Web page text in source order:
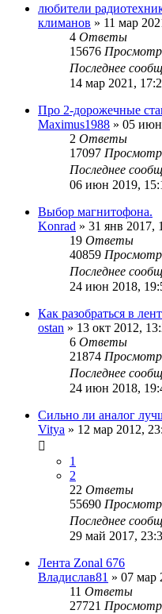
любители
климанов » 11 мар
4 Ответы
15676
Последнее
14 мар 2021,
Про 2-дорожечные
Maximus1988 » 05 июн
2 Ответы
17097
Последнее
06 июн 2019,
Выбор магнитофона.
Konrad » 31 янв 2017,
19 Ответы
40859
Последнее
24 июн 2018,
Как разобраться в
ostan » 13 окт 2012,
6 Ответы
21874
Последнее
24 июн 2018,
Сильно ли аналог
Vitya » 12 мар 2012,
1
2
22 Ответы
55690
Последнее
29 май 2017,
Лента Zonal 676
Владислав81 » 07 мар
11 Ответы
27721